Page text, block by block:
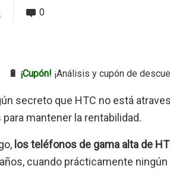
0
🔋 ¡Cupón! ¡Análisis y cupón de
secreto que HTC no está
mantener la rentabilidad.
los teléfonos de gama alta de
cuando prácticamente